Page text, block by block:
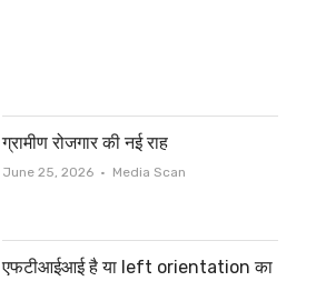
ग्रामीण रोजगार की नई राह
June 25, 2026 Author
Media Scan
एफटीआईआई है या left orientation का